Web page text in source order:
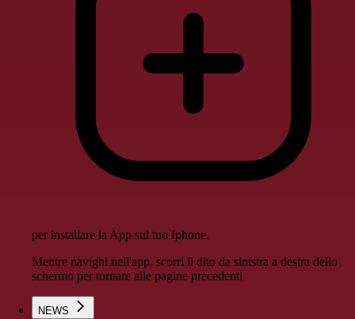
per installare la App sul tuo Iphone.
Mentre navighi nell'app, scorri il dito da sinistra a destra dello
schermo per tornare alle pagine precedenti
NEWS